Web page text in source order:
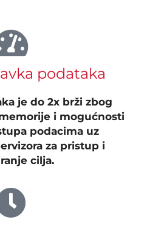
podataka
je do 2x brži zbog
i mogućnosti
podacima uz
za pristup i
cilja.